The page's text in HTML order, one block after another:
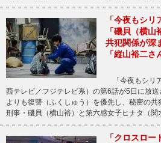
「今夜もシリ
「磯貝（横
共犯関係が深
「縦山裕二さ
「今夜もシリ
西テレビ／フジテレビ系）の第6話が5日に放
よりも復讐（ふくしゅう）を優先し、秘密の
刑事・磯貝（横山裕）と第六感女子ヒナタ（
「クロスロー